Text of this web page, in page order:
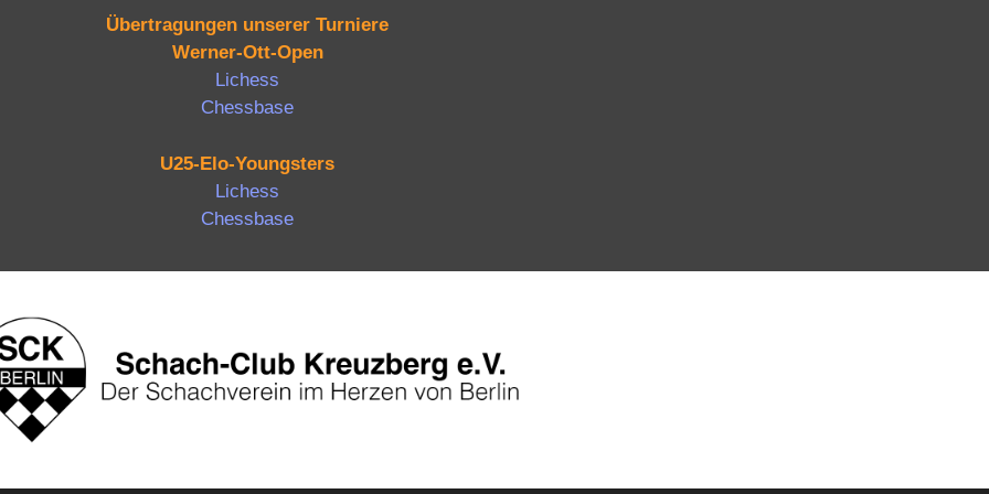
Übertragungen unserer Turniere
Werner-Ott-Open
Lichess
Chessbase
U25-Elo-Youngsters
Lichess
Chessbase